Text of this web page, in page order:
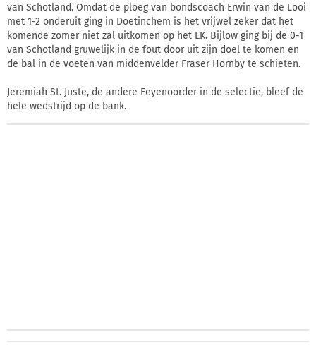
van Schotland. Omdat de ploeg van bondscoach Erwin van de Looi
met 1-2 onderuit ging in Doetinchem is het vrijwel zeker dat het
komende zomer niet zal uitkomen op het EK. Bijlow ging bij de 0-1
van Schotland gruwelijk in de fout door uit zijn doel te komen en
de bal in de voeten van middenvelder Fraser Hornby te schieten.
Jeremiah St. Juste, de andere Feyenoorder in de selectie, bleef de
hele wedstrijd op de bank.